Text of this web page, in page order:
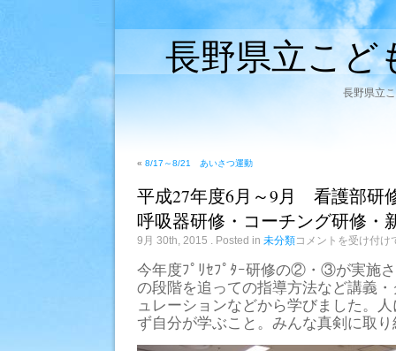
長野県立こど
長野県立
« 8/17～8/21 あいさつ運動
平成27年度6月～9月 看護部研
呼吸器研修・コーチング研修・
9月 30th, 2015 . Posted in 未分類平
27
年
度
6
月
～
9
コメントを受け付け
今年度ﾌﾟﾘｾﾌﾟﾀｰ研修の②・③が実施
の段階を追っての指導方法など講義
ュレーションなどから学びました。
ず自分が学ぶこと。みんな真剣に取